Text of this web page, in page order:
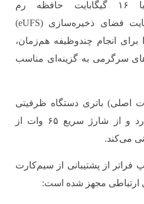
مجموعه سخت‌افزاری با ۱۶ گیگابایت حافظه رم
(LPDDR5X) و ۵۱۲ گیگابایت فضای ذخیره‌سازی (eUFS)
انجام چندوظیفه هم‌زمان،
سرگرمی به گزینه‌ای مناسب
اصلی) باتری دستگاه ظرفیتی
معادل ۶۱.۲ وات‌ساعت دارد و از شارژ سریع ۶۵ وات از
فراتر از پشتیبانی از سیم‌کارت